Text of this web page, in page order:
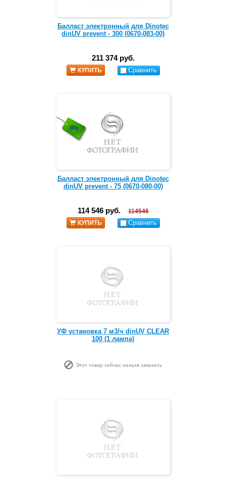
Балласт электронный для Dinotec
dinUV prevent - 300 (0670-083-00)
211 374 руб.
КУПИТЬ Сравнить
Балласт электронный для Dinotec
dinUV prevent - 75 (0670-080-00)
114 546 руб.
114546
КУПИТЬ
Сравнить
УФ установка 7 м3/ч dinUV CLEAR
100 (1 лампа)
Этот товар сейчас нельзя заказать